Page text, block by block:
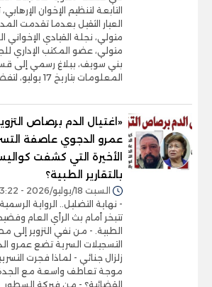
التابعة لتنظيم الإخوان
العيار الثقيل بعدما تقدمت
متولي، نجلة القيادي الإخواني
متولي، عضو المكتب الإداري
بني سويف، ببلاغ رسمي إلى
المعلومات بتاريخ 17 يوليو، لتفضح زيف الأبواق
«اغتيال الدم برصاص
عمرو الدجوي عاصفة
الأخيرة التي كشفت
بالتقارير الطبية؟
السبت 18/يوليو/2026 - 03:22 م
- نهاية التضليل.. الرواية
تتبخر أمام بث الرأي العام
الطبية. - من نفي التزوير إلى
التسجيلات السرية تضع عمرو
زلزال جنائي - لماذا فجرت
موجة تعاطف واسعة مع
القضائية؟ - من فبركة السطور